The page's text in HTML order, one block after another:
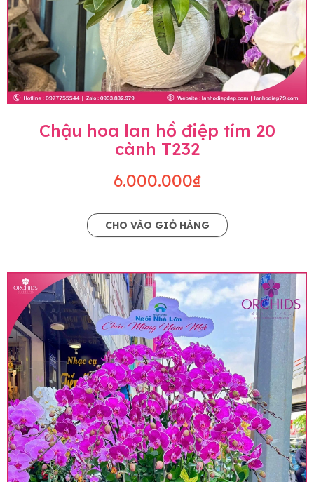
Chậu hoa lan hồ điệp tím 20
cành T232
6.000.000₫
CHO VÀO GIỎ HÀNG